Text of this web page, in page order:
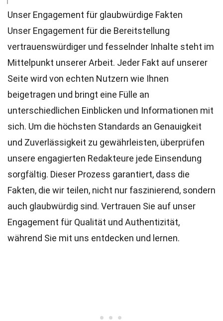
Unser Engagement für glaubwürdige Fakten
Unser Engagement für die Bereitstellung
vertrauenswürdiger und fesselnder Inhalte steht im
Mittelpunkt unserer Arbeit. Jeder Fakt auf unserer
Seite wird von echten Nutzern wie Ihnen
beigetragen und bringt eine Fülle an
unterschiedlichen Einblicken und Informationen mit
sich. Um die höchsten Standards an Genauigkeit
und Zuverlässigkeit zu gewährleisten, überprüfen
unsere engagierten Redakteure jede Einsendung
sorgfältig. Dieser Prozess garantiert, dass die
Fakten, die wir teilen, nicht nur faszinierend, sondern
auch glaubwürdig sind. Vertrauen Sie auf unser
Engagement für Qualität und Authentizität,
während Sie mit uns entdecken und lernen.